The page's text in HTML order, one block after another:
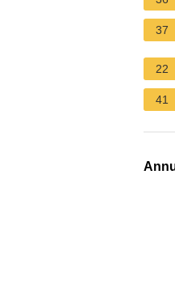
37
22
41